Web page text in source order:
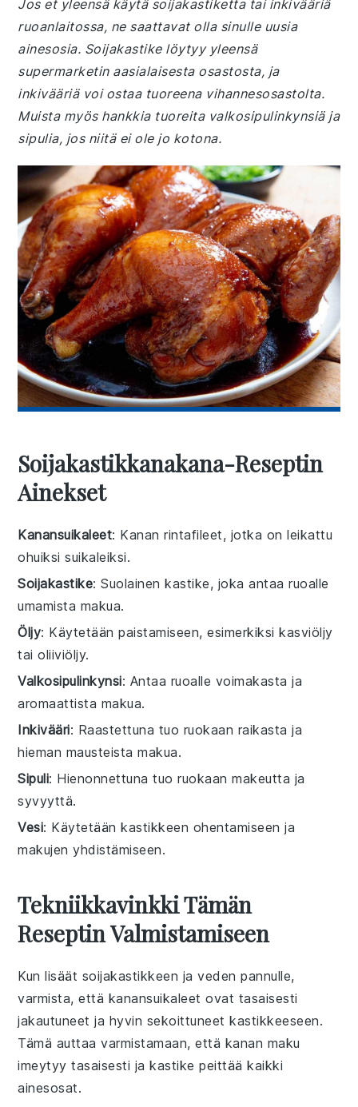
Jos et yleensä käytä soijakastiketta tai inkivääriä
ruoanlaitossa, ne saattavat olla sinulle uusia
ainesosia. Soijakastike löytyy yleensä
supermarketin aasialaisesta osastosta, ja
inkivääriä voi ostaa tuoreena vihannesosastolta.
Muista myös hankkia tuoreita valkosipulinkynsiä ja
sipulia, jos niitä ei ole jo kotona.
Soijakastikkanakana-Reseptin
Ainekset
Kanansuikaleet: Kanan rintafileet, jotka on leikattu
ohuiksi suikaleiksi.
Soijakastike: Suolainen kastike, joka antaa ruoalle
umamista makua.
Öljy: Käytetään paistamiseen, esimerkiksi kasviöljy
tai oliiviöljy.
Valkosipulinkynsi: Antaa ruoalle voimakasta ja
aromaattista makua.
Inkivääri: Raastettuna tuo ruokaan raikasta ja
hieman mausteista makua.
Sipuli: Hienonnettuna tuo ruokaan makeutta ja
syvyyttä.
Vesi: Käytetään kastikkeen ohentamiseen ja
makujen yhdistämiseen.
Tekniikkavinkki Tämän
Reseptin Valmistamiseen
Kun lisäät soijakastikkeen javeden pannulle,
varmista, että kanansuikaleet ovat tasaisesti
jakautuneet ja hyvin sekoittuneetkastikkeeseen.
Tämä auttaa varmistamaan, että kanan maku
imeytyy tasaisesti jakastike peittää kaikki
ainesosat.